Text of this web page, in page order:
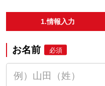
1.情報入力
お名前 必須